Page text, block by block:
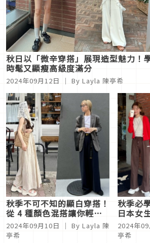
秋日以「微辛穿搭」展現造型魅力！
時髦又顯瘦高級度滿分
2024年09月12日 ｜ By Layla 陳亭希
秋季不可不知的顯白穿搭！
從 4 種顏色混搭讓你輕鬆
打造透明白皙度
2024年09月10日
｜ By Layla 陳
亭希
秋季必
日本女
南，展
圍
2024年
亭希